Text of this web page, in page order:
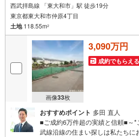
西武拝島線 「東大和市」駅 徒歩19分
東京都東大和市仲原4丁目
土地118.55m2
画像33枚
3,090万円
成約でもらえる
おすすめポイント 多田 直人
■ご成約6万件超の実績と信頼■～
武線沿線の住まい探しは私たち